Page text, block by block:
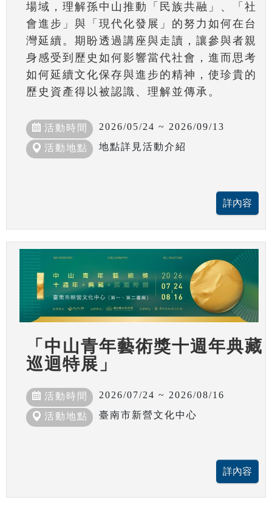
場域，理解孫中山推動「民族共融」、「社
會進步」與「現代化發展」的努力如何在台
灣延續。期盼透過講座與走讀，讓參與者親
身感受到歷史如何影響當代社會，進而思考
如何延續文化保存與進步的精神，使珍貴的
歷史資產得以被認識、理解並傳承。
活動時間 2026/05/24 ~ 2026/09/13
活動地點 地點詳見活動介紹
「中山青年藝術獎十週年典藏
巡迴特展」
活動時間 2026/07/24 ~ 2026/08/16
活動地點 臺南市新營文化中心